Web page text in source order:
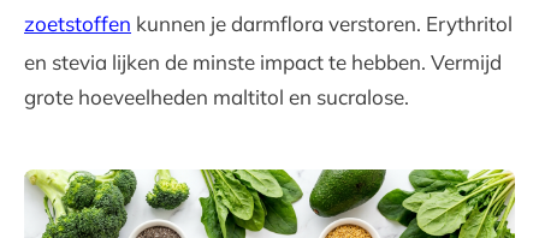
zoetstoffen kunnen je darmflora verstoren. Erythritol
en stevia lijken de minste impact te hebben. Vermijd
grote hoeveelheden maltitol en sucralose.